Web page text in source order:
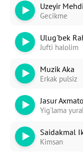
Uzeyir
Gecikme
Ulug'bek
Jufti halolim
Muzik Aka
Erkak pulsiz
Jasur
Yig'lama
Saidakmal
Kimsan